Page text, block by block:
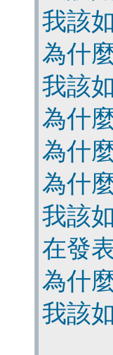
我該
為什
我該
為什
為什
為什
我該
在發
為什
我該